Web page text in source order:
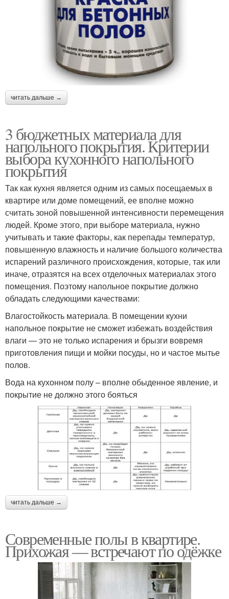
читать дальше →
3 бюджетных материала для
напольного покрытия. Критерии
выбора кухонного напольного
покрытия
Так как кухня является одним из самых посещаемых в
квартире или доме помещений, ее вполне можно
считать зоной повышенной интенсивности перемещения
людей. Кроме этого, при выборе материала, нужно
учитывать и такие факторы, как перепады температур,
повышенную влажность и наличие большого количества
испарений различного происхождения, которые, так или
иначе, отразятся на всех отделочных материалах этого
помещения. Поэтому напольное покрытие должно
обладать следующими качествами:
Влагостойкость материала. В помещении кухни
напольное покрытие не сможет избежать воздействия
влаги — это не только испарения и брызги вовремя
приготовления пищи и мойки посуды, но и частое мытье
полов.
Вода на кухонном полу – вполне обыденное явление, и
покрытие не должно этого бояться
читать дальше →
Современные полы в квартире.
Прихожая — встречают по одёжке